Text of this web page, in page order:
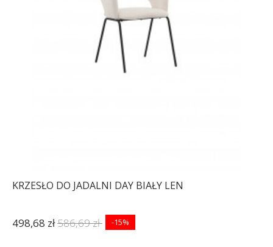
KRZESŁO DO JADALNI DAY BIAŁY LEN
498,68 zł586,69 zł -15%